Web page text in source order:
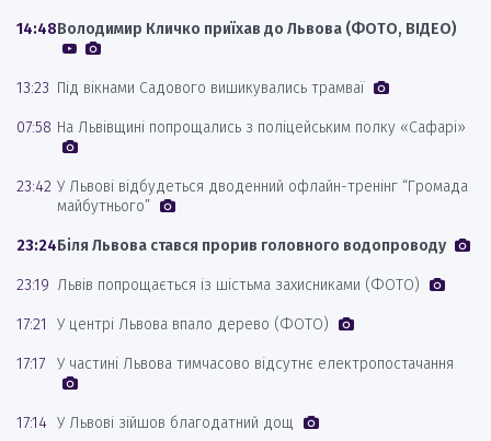
14:48Володимир Кличко приїхав до Львова (ФОТО, ВІДЕО)
13:23 Під вікнами Садового вишикувались трамваї
07:58 На Львівщині попрощались з поліцейським полку «Сафарі»
23:42 У Львові відбудеться дводенний офлайн-тренінг “Громада
майбутнього”
23:24Біля Львова стався прорив головного водопроводу
23:19 Львів попрощається із шістьма захисниками (ФОТО)
17:21 У центрі Львова впало дерево (ФОТО)
17:17 У частині Львова тимчасово відсутнє електропостачання
17:14 У Львові зійшов благодатний дощ